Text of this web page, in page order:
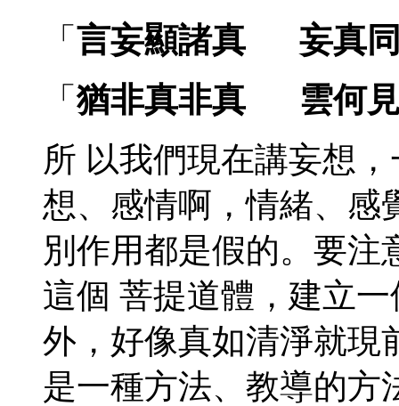
「 言妄顯諸真 妄真
「猶非真非真 雲何
所 以我們現在講妄想
想、感情啊，情緒、感
別作用都是假的。要注
這個 菩提道體，建立
外，好像真如清淨就現
是一種方法、教導的方